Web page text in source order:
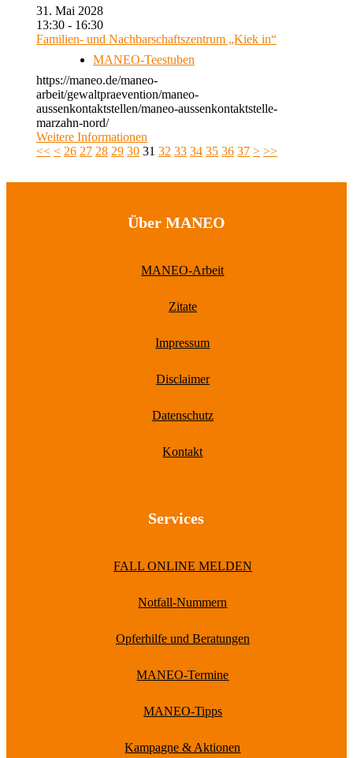
31. Mai 2028
13:30 - 16:30
Familien- und Nachbarschaftszentrum „Kiek in“
MANEO-Teestuben
https://maneo.de/maneo-
arbeit/gewaltpraevention/maneo-
aussenkontaktstellen/maneo-aussenkontaktstelle-
marzahn-nord/
Weitere Informationen
<< < 26 27 28 29 30 31 32 33 34 35 36 37 > >>
Über MANEO
MANEO-Arbeit
Zitate
Impressum
Disclaimer
Datenschutz
Kontakt
Services
FALL ONLINE MELDEN
Notfall-Nummern
Opferhilfe und Beratungen
MANEO-Termine
MANEO-Tipps
Kampagne & Aktionen